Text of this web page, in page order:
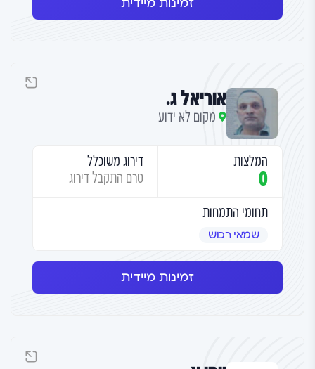
זמינות מיידית
אוריאל ג.
מקום לא ידוע
המלצות
0
דירוג משוכלל
טרם התקבל דירוג
תחומי התמחות
שמאי רכוש
זמינות מיידית